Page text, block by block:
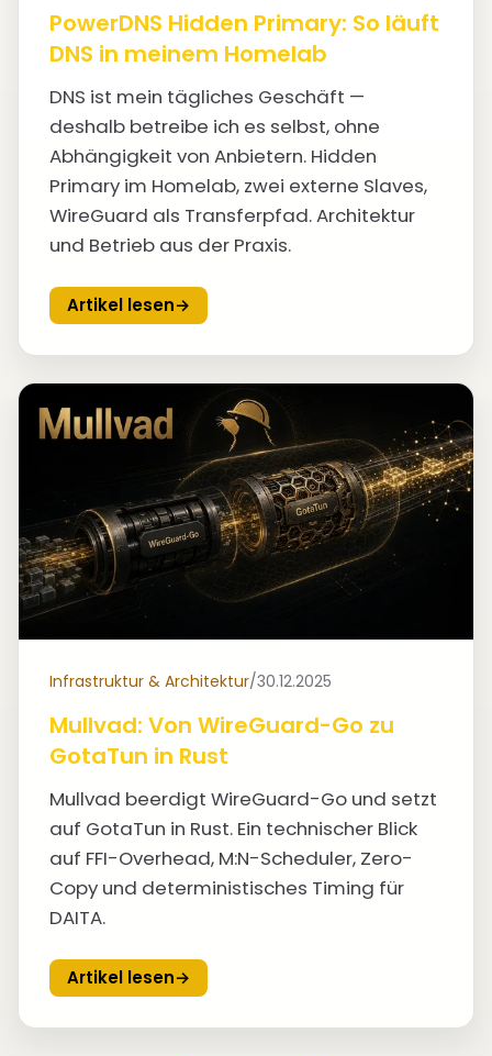
PowerDNS Hidden Primary: So läuft
DNS in meinem Homelab
DNS ist mein tägliches Geschäft —
deshalb betreibe ich es selbst, ohne
Abhängigkeit von Anbietern. Hidden
Primary im Homelab, zwei externe Slaves,
WireGuard als Transferpfad. Architektur
und Betrieb aus der Praxis.
Artikel lesen→
Infrastruktur & Architektur/30.12.2025
Mullvad: Von WireGuard-Go zu
GotaTun in Rust
Mullvad beerdigt WireGuard-Go und setzt
auf GotaTun in Rust. Ein technischer Blick
auf FFI-Overhead, M:N-Scheduler, Zero-
Copy und deterministisches Timing für
DAITA.
Artikel lesen→